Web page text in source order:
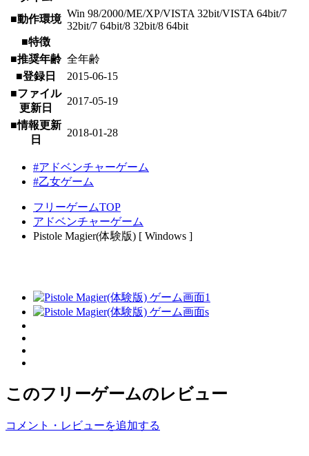
■動作環境 Win 98/2000/ME/XP/VISTA 32bit/VISTA 64bit/7
32bit/7 64bit/8 32bit/8 64bit
■特徴
■推奨年齢 全年齢
■登録日
2015-06-15
■ファイル
更新日
2017-05-19
■情報更新
日
2018-01-28
#アドベンチャーゲーム
#乙女ゲーム
フリーゲームTOP
アドベンチャーゲーム
Pistole Magier(体験版) [ Windows ]
このフリーゲームのレビュー
コメント・レビューを追加する